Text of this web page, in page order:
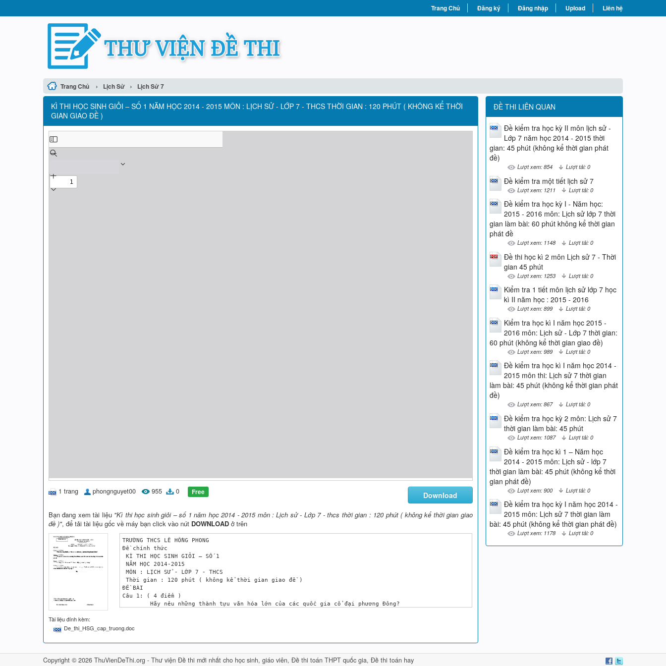
Trang Chủ Đăng ký Đăng nhập Upload Liên hệ
Trang Chủ › Lịch Sử › Lịch Sử 7
KÌ THI HỌC SINH GIỎI – SỐ 1 NĂM HỌC 2014 - 2015 MÔN : LỊCH SỬ - LỚP 7 - THCS THỜI GIAN : 120 PHÚT ( KHÔNG KỂ THỜI
GIAN GIAO ĐỀ )
1 trang phongnguyet00 955 0 Free Download
Bạn đang xem tài liệu "Kì thi học sinh giỏi – số 1 năm học 2014 - 2015 môn : Lịch sử - Lớp 7 - thcs thời gian : 120 phút ( không kể thời gian giao
đề )", để tải tài liệu gốc về máy bạn click vào nút DOWNLOAD ở trên
TRƯỜNG THCS LÊ HỒNG PHONG
Đề chính thức
KÌ THI HỌC SINH GIỎI – SỐ 1
NĂM HỌC 2014-2015
MÔN : LỊCH SỬ - LỚP 7 - THCS
Thời gian : 120 phút ( không kể thời gian giao đề )
ĐỀ BÀI
Câu 1: ( 4 điểm )
Câu 3: ( 3 điểm )
Câu 4: ( 7 điểm )
-------------------Hết----------------------
Tài liệu đính kèm:
De_thi_HSG_cap_truong.doc
ĐỀ THI LIÊN QUAN
Đề kiểm tra học kỳ II môn lịch sử -
Lớp 7 năm học 2014 - 2015 thời
gian: 45 phút (không kể thời gian phát
đề)
Lượt xem: 854 Lượt tải: 0
Đề kiểm tra một tiết lịch sử 7
Lượt xem: 1211 Lượt tải: 0
Đề kiểm tra học kỳ I - Năm học:
2015 - 2016 môn: Lịch sử lớp 7 thời
gian làm bài: 60 phút không kể thời gian
phát đề
Lượt xem: 1148 Lượt tải: 0
Đề thi học kì 2 môn Lịch sử 7 - Thời
gian 45 phút
Lượt xem: 1253 Lượt tải: 0
Kiểm tra 1 tiết môn lịch sử lớp 7 học
kì II năm học : 2015 - 2016
Lượt xem: 899 Lượt tải: 0
Kiểm tra học kì I năm học 2015 -
2016 môn: Lịch sử - Lớp 7 thời gian:
60 phút (không kể thời gian giao đề)
Lượt xem: 989 Lượt tải: 0
Đề kiểm tra học kì I năm học 2014 -
2015 môn thi: Lịch sử 7 thời gian
làm bài: 45 phút (không kể thời gian phát
đề)
Lượt xem: 867 Lượt tải: 0
Đề kiểm tra học kỳ 2 môn: Lịch sử 7
thời gian làm bài: 45 phút
Lượt xem: 1087 Lượt tải: 0
Đề kiểm tra học kì 1 – Năm học
2014 - 2015 môn: Lịch sử - lớp 7
thời gian làm bài: 45 phút (không kể thời
gian phát đề)
Lượt xem: 900 Lượt tải: 0
Đề kiểm tra học kỳ I năm học 2014 -
2015 môn: Lịch sử 7 thời gian làm
bài: 45 phút (không kể thời gian phát đề)
Lượt xem: 1178 Lượt tải: 0
Copyright © 2026 ThuVienDeThi.org - Thư viện Đề thi mới nhất cho học sinh, giáo viên, Đề thi toán THPT quốc gia, Đề thi toán hay